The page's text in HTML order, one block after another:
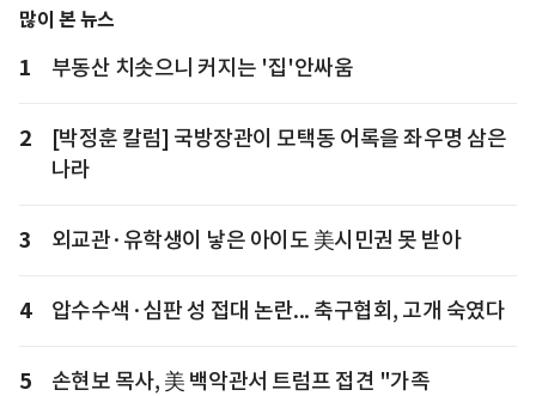
많이 본 뉴스
1 부동산 치솟으니 커지는 '집'안싸움
2
[박정훈 칼럼] 국방장관이 모택동 어록을 좌우명 삼은
나라
3 외교관·유학생이 낳은 아이도 美시민권 못 받아
4 압수수색·심판 성 접대 논란... 축구협회, 고개 숙였다
5
손현보 목사, 美 백악관서 트럼프 접견 "가족